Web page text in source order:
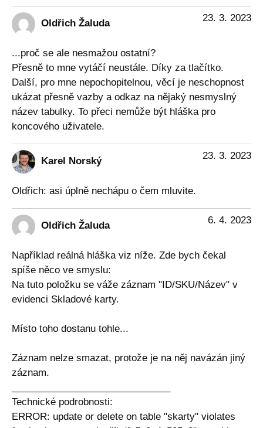
Oldřich Žaluda 23. 3. 2023
...proč se ale nesmažou ostatní?
Přesně to mne vytáčí neustále. Díky za tlačítko.
Další, pro mne nepochopitelnou, věcí je neschopnost
ukázat přesně vazby a odkaz na nějaký nesmyslný
název tabulky. To přeci nemůže být hláška pro
koncového uživatele.
Karel Norský 23. 3. 2023
Oldřich: asi úplně nechápu o čem mluvite.
Oldřich Žaluda 6. 4. 2023
Například reálná hláška viz níže. Zde bych čekal
spíše něco ve smyslu:
Na tuto položku se váže záznam "ID/SKU/Název" v
evidenci Skladové karty.
Místo toho dostanu tohle...
Záznam nelze smazat, protože je na něj navázán jiný
záznam.
Technické podrobnosti:
ERROR: update or delete on table "skarty" violates